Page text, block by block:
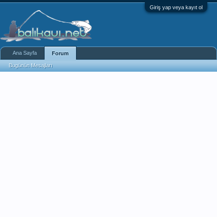
Giriş yap veya kayıt ol
Ana Sayfa Forum
Bugünün Mesajları